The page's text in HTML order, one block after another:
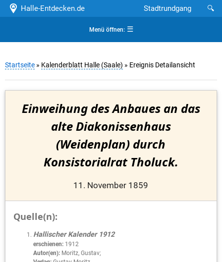
Halle-Entdecken.de 🔍
Stadtrundgang
Menü öffnen:☰
Startseite » Kalenderblatt Halle (Saale) » Ereignis Detailansicht
Einweihung des Anbaues an das
alte Diakonissenhaus
(Weidenplan) durch
Konsistorialrat Tholuck.
11. November 1859
Quelle(n):
Hallischer Kalender 1912
erschienen: 1912
Autor(en): Moritz, Gustav;